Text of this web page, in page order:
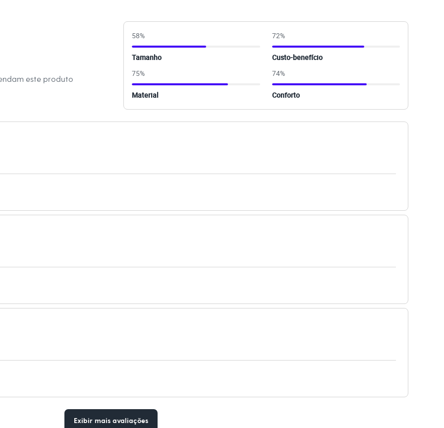
de alfaiataria para um visual de trabalho moderno. À noite,
ao ser usada com peças de couro ou vestidos curtos,
este produto
58%
Tamanho
72%
Custo-benefício
75%
Material
74%
Conforto
Exibir mais avaliações